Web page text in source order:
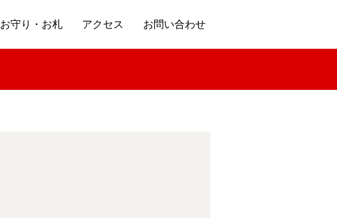
お守り・お札 アクセス お問い合わせ